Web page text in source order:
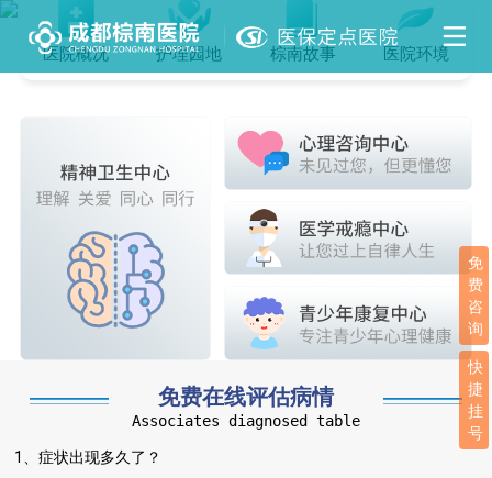
医院概况 护理园地 棕南故事 医院环境
免费在线评估病情
Associates diagnosed table
1、症状出现多久了？
免
费
咨
询
快
捷
挂
号